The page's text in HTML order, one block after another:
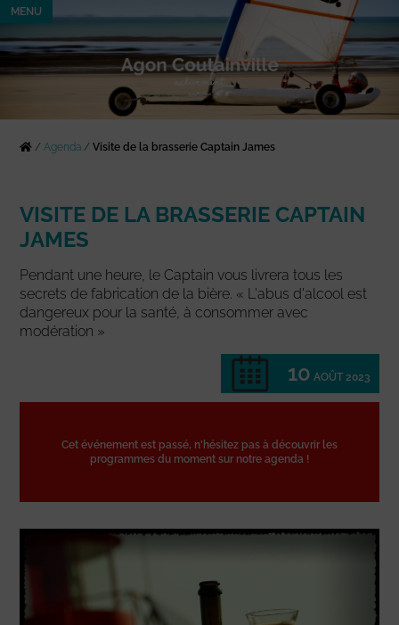
MENU
/Agenda /Visite de la brasserie Captain James
VISITE DE LA BRASSERIE CAPTAIN
JAMES
Pendant une heure, le Captain vous livrera tous les
secrets de fabrication de la bière. « L'abus d'alcool est
dangereux pour la santé, à consommer avec
modération »
10 AOÛT 2023
Cet événement est passé, n'hésitez pas à découvrir les
programmes du moment sur notre agenda !